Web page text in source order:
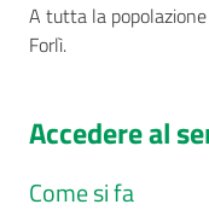
A tutta la
Forlì.
Accedere al
Come si fa